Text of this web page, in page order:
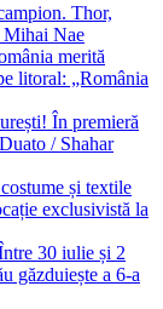
Thor,
Mihai Nae
merită
litoral: „România
În premieră
/ Shahar
și textile
exclusivistă la
30 iulie și 2
găzduiește a 6-a